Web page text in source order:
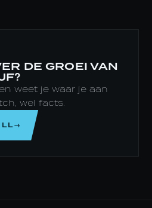
DE GROEI VAN
weet je waar je aan
wel facts.